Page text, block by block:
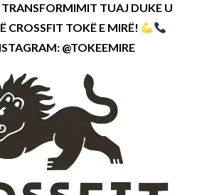
TRANSFORMIMIT TUAJ DUKE U
CROSSFIT TOKË E MIRË!
@TOKEEMIRE